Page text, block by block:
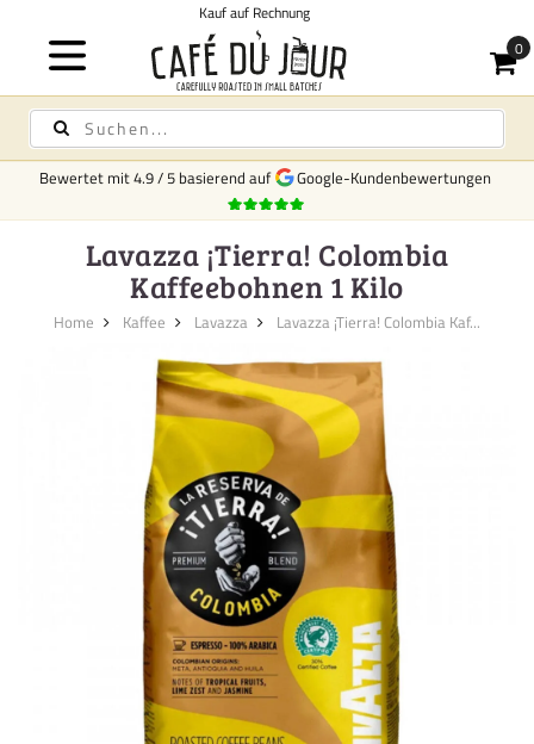
Bewertet mit4.9/5 basierend auf Google-Kundenbewertungen
Lavazza ¡Tierra! Colombia
Kaffeebohnen 1 Kilo
Home Kaffee Lavazza Lavazza ¡Tierra! Colombia Kaf...